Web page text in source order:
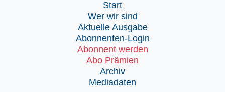
Start
Wer wir sind
Aktuelle Ausgabe
Abonnenten-Login
Abonnent werden
Abo Prämien
Archiv
Mediadaten